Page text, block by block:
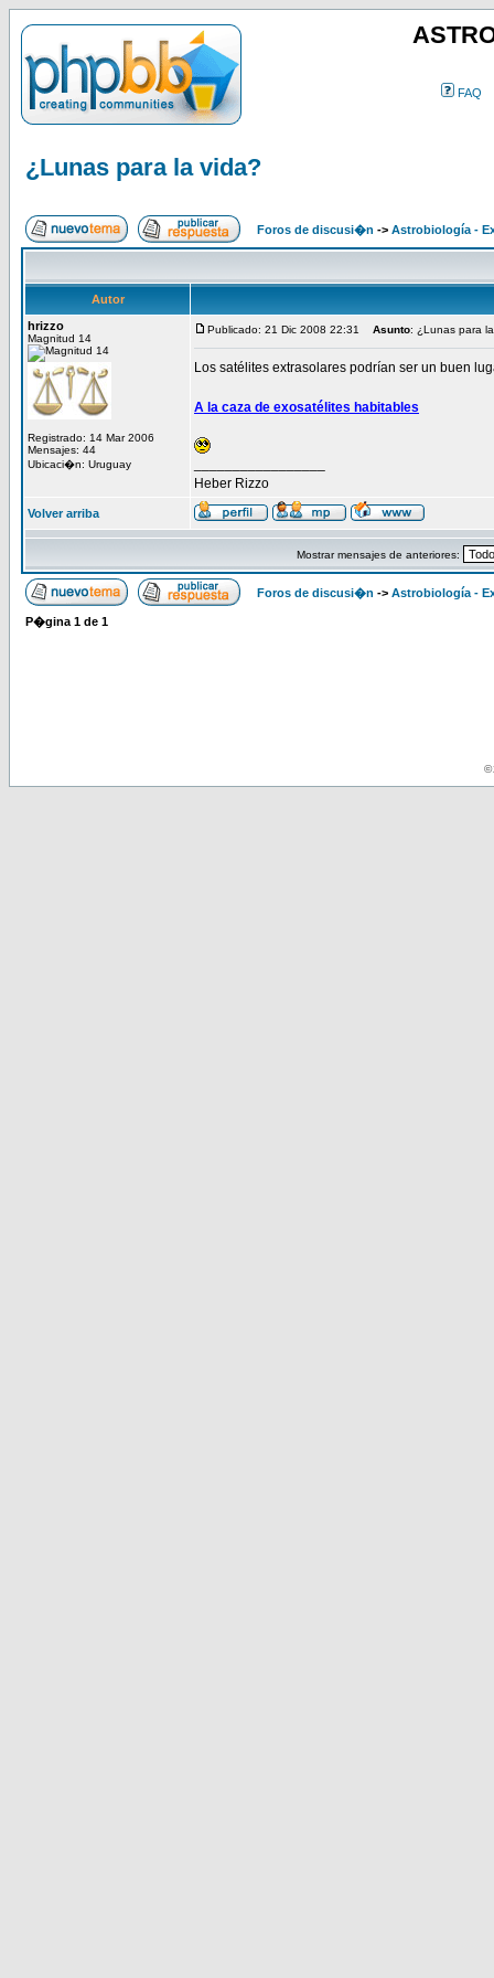
FAQ
¿Lunas para la vida?
Foros de discusi�n -> Astrobiología -
Autor
hrizzo
Magnitud 14
Registrado: 14 Mar 2006
Mensajes: 44
Ubicaci�n: Uruguay
Publicado: 21 Dic 2008 22:31 Asunto: ¿Lunas para
Los satélites extrasolares podrían ser un buen
A la caza de exosatélites habitables
Heber Rizzo
Volver arriba
Mostrar mensajes de anteriores:
Foros de discusi�n -> Astrobiología -
P�gina 1 de 1
©